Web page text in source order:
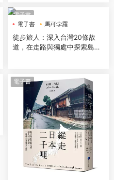
電子書
電子書
馬可孛羅
徒步旅人：深入台灣20條故
道，在走路與獨處中探索島嶼
電子書